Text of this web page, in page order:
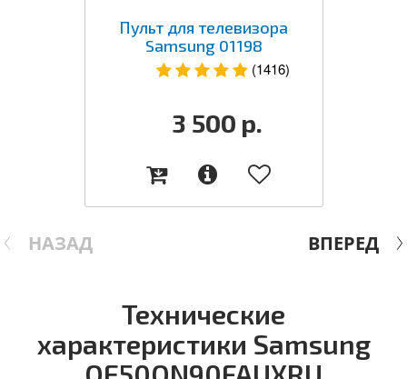
НАЗАД
Пульт для телевизора
Samsung 01198
(1416)
3 500 р.
ВПЕРЕД
Технические
характеристики Samsung